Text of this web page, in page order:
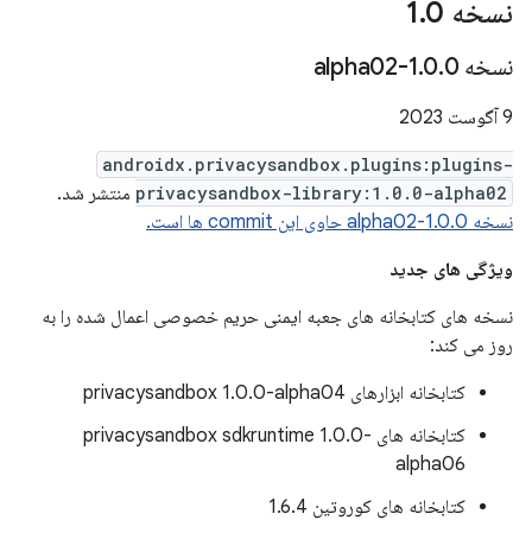
نسخه 1 .0
نسخه 1 .0.0-alpha02
9 آگوست 2023
androidx.privacysandbox.plugins:plugins-
privacysandbox-library:1.0.0-alpha02 منتشر شد.
نسخه 1.0.0-alpha02 حاوی این commit ها است.
ویژگی های جدید
نسخه های کتابخانه های جعبه ایمنی حریم خصوصی اعمال شده را به
روز می کند:
کتابخانه ابزارهای privacysandbox 1.0.0-alpha04
کتابخانه های privacysandbox sdkruntime 1.0.0-
alpha06
کتابخانه های کوروتین 1.6.4